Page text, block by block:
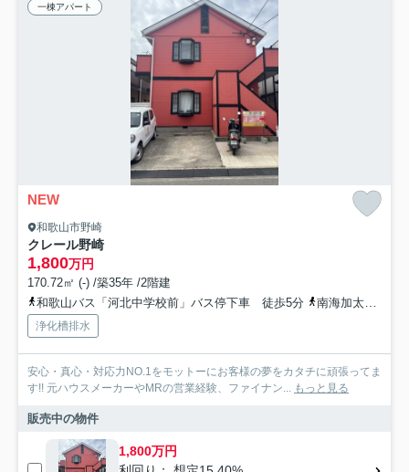
一棟アパート
NEW
和歌山市野崎
クレール野崎
1,800万円
170.72㎡ (-) /築35年 /2階建
和歌山バス「河北中学校前」バス停下車 徒歩5分
南海加太線「東松江」駅 徒歩22分
浄化槽排水
安心・真心・対応力NO.1をモットーにお客様の夢をカタチに頑張ってま
す!! 元ハウスメーカーやMRの営業経験、ファイナン... もっと見る
販売中の物件
1,800万円